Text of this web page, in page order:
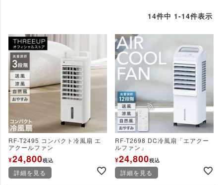
14件中 1-14件表示
RF-T2495 コンパクト冷風扇 エ
アクールファン
¥24,800税込
詳細を見る
RF-T2698 DC冷風扇「エアクー
ルファン」
¥24,800税込
詳細を見る